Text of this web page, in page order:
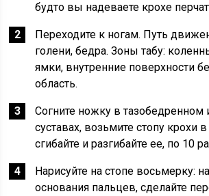
будто вы надеваете крохе
Переходите к ногам. Путь
голени, бедра. Зоны табу:
ямки, внутренние поверхности
область.
Согните ножку в тазобедренном
суставах, возьмите стопу крохи
сгибайте и разгибайте ее, по 10
Нарисуйте на стопе восьмерку:
основания пальцев, сделайте